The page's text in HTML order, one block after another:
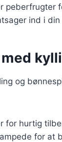
peberfrugter
ind i din
og
for hurtig
for at